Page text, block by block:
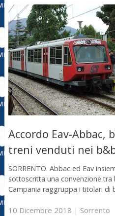
Accordo Eav-Abbac,
treni venduti nei
SORRENTO. Abbac ed Eav
sottoscritta una convenzione tra
Campania raggruppa i titolari di
10 Dicembre 2018 | Sorrento